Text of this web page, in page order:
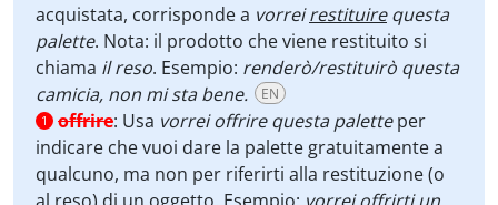
acquistata, corrisponde a vorreirestituirequesta
palette. Nota: il prodotto che viene restituito si
chiama il reso. Esempio: renderò/restituirò questa
camicia, non mi sta bene.
EN
1 offrire: Usa vorrei offrire questa paletteper
indicare che vuoi dare la palette gratuitamente a
qualcuno, ma non per riferirti alla restituzione (o